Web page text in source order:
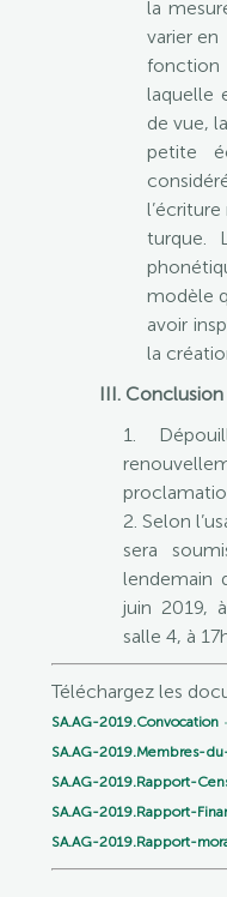
la
varier en
fonction
laquelle
de vue, la
petite
l’écriture
turque.
modèle
avoir
la
III. Conclusion
1.
2. Selon
sera
lendemain
juin 2019,
salle 4, à
Téléchargez les
SA.AG-2019.Convocation
SA.AG-2019.Membres-
SA.AG-2019.Rapport-
SA.AG-2019.Rapport-
SA.AG-2019.Rapport-